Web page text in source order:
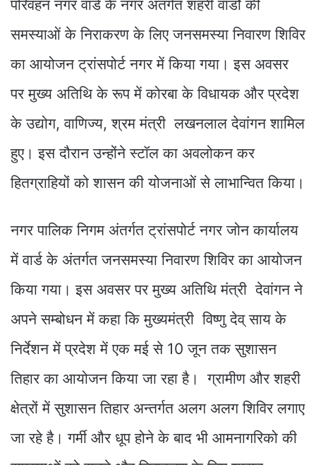
परिवहन नगर वार्ड के नगर अंतर्गत शहरी वार्डो की
समस्याओं के निराकरण के लिए जनसमस्या निवारण शिविर
का आयोजन ट्रांसपोर्ट नगर में किया गया। इस अवसर
पर मुख्य अतिथि के रूप में कोरबा के विधायक और प्रदेश
के उद्योग, वाणिज्य, श्रम मंत्री लखनलाल देवांगन शामिल
हुए। इस दौरान उन्होंने स्टॉल का अवलोकन कर
हितग्राहियों को शासन की योजनाओं से लाभान्वित किया।
नगर पालिक निगम अंतर्गत ट्रांसपोर्ट नगर जोन कार्यालय
में वार्ड के अंतर्गत जनसमस्या निवारण शिविर का आयोजन
किया गया। इस अवसर पर मुख्य अतिथि मंत्री देवांगन ने
अपने सम्बोधन में कहा कि मुख्यमंत्री विष्णु देव् साय के
निर्देशन में प्रदेश में एक मई से 10 जून तक सुशासन
तिहार का आयोजन किया जा रहा है। ग्रामीण और शहरी
क्षेत्रों में सुशासन तिहार अन्तर्गत अलग अलग शिविर लगाए
जा रहे है। गर्मी और धूप होने के बाद भी आमनागरिको की